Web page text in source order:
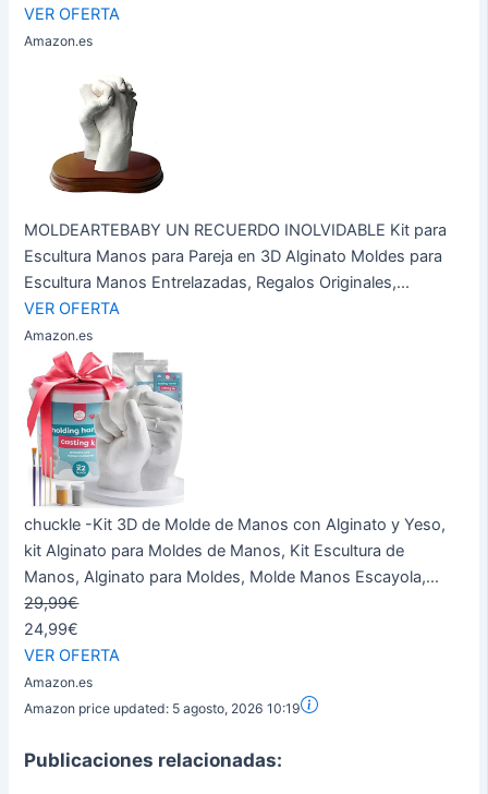
VER OFERTA
Amazon.es
MOLDEARTEBABY UN RECUERDO INOLVIDABLE Kit para
Escultura Manos para Pareja en 3D Alginato Moldes para
Escultura Manos Entrelazadas, Regalos Originales,...
VER OFERTA
Amazon.es
chuckle -Kit 3D de Molde de Manos con Alginato y Yeso,
kit Alginato para Moldes de Manos, Kit Escultura de
Manos, Alginato para Moldes, Molde Manos Escayola,...
29,99€
24,99€
VER OFERTA
Amazon.es
Amazon price updated: 5 agosto, 2026 10:19
Publicaciones relacionadas: